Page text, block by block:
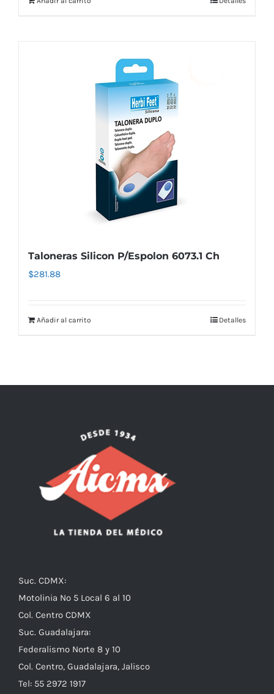
Taloneras Silicon P/Espolon 6073.1 Ch
$281.88
Añadir al carrito Detalles
Suc. CDMX:
Motolinia No 5 Local 6 al 10
Col. Centro CDMX
Suc. Guadalajara:
Federalismo Norte 8 y 10
Col. Centro, Guadalajara, Jalisco
Tel: 55 2972 1917